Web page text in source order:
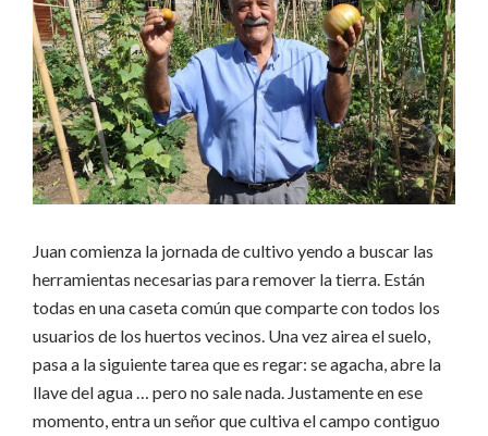
Juan comienza la jornada de cultivo yendo a buscar las
herramientas necesarias para remover la tierra. Están
todas en una caseta común que comparte con todos los
usuarios de los huertos vecinos. Una vez airea el suelo,
pasa a la siguiente tarea que es regar: se agacha, abre la
llave del agua … pero no sale nada. Justamente en ese
momento, entra un señor que cultiva el campo contiguo